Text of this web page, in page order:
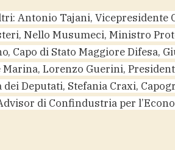
Antonio Tajani, Vicepresidente
Nello Musumeci, Ministro
Capo di Stato Maggiore Difesa,
Marina, Lorenzo Guerini,
Deputati, Stefania Craxi,
di Confindustria per